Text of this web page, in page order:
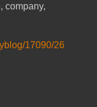
company,
17090/26